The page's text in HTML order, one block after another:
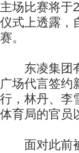
主场比赛将于
仪式上透露，
赛。
东凌集团有
广场代言签约
行，林丹、李
体育局的官员
面对此前被